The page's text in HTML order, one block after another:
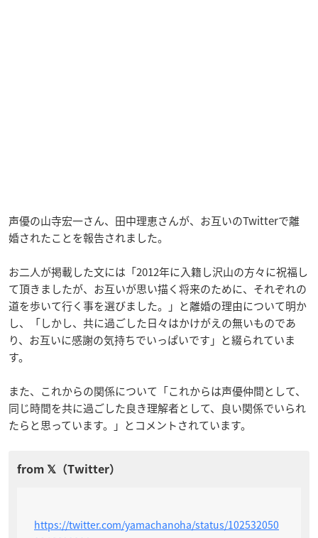
声優の山寺宏一さん、田中理恵さんが、お互いのTwitterで離
婚されたことを報告されました。
お二人が掲載した文には「2012年に入籍し沢山の方々に祝福し
て頂きましたが、お互いが思い描く将来のために、それぞれの
道を歩いて行く事を選びました。」と離婚の理由について明か
し、「しかし、共に過ごした日々はかけがえの無いものであ
り、お互いに感謝の気持ちでいっぱいです」と綴られていま
す。
また、これからの関係について「これからは声優仲間として、
同じ時間を共に過ごした良き理解者として、良い関係でいられ
たらと思っています。」とコメントされています。
https://twitter.com/yamachanoha/status/102532050